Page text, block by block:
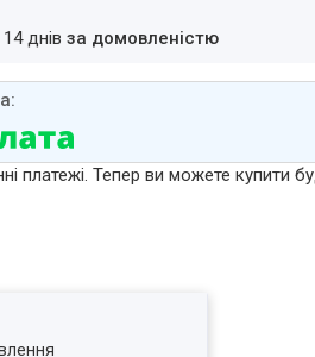
14 днівза домовленістю
платежі. Тепер ви можете купити